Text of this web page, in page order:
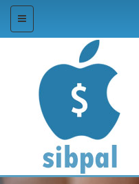
منو